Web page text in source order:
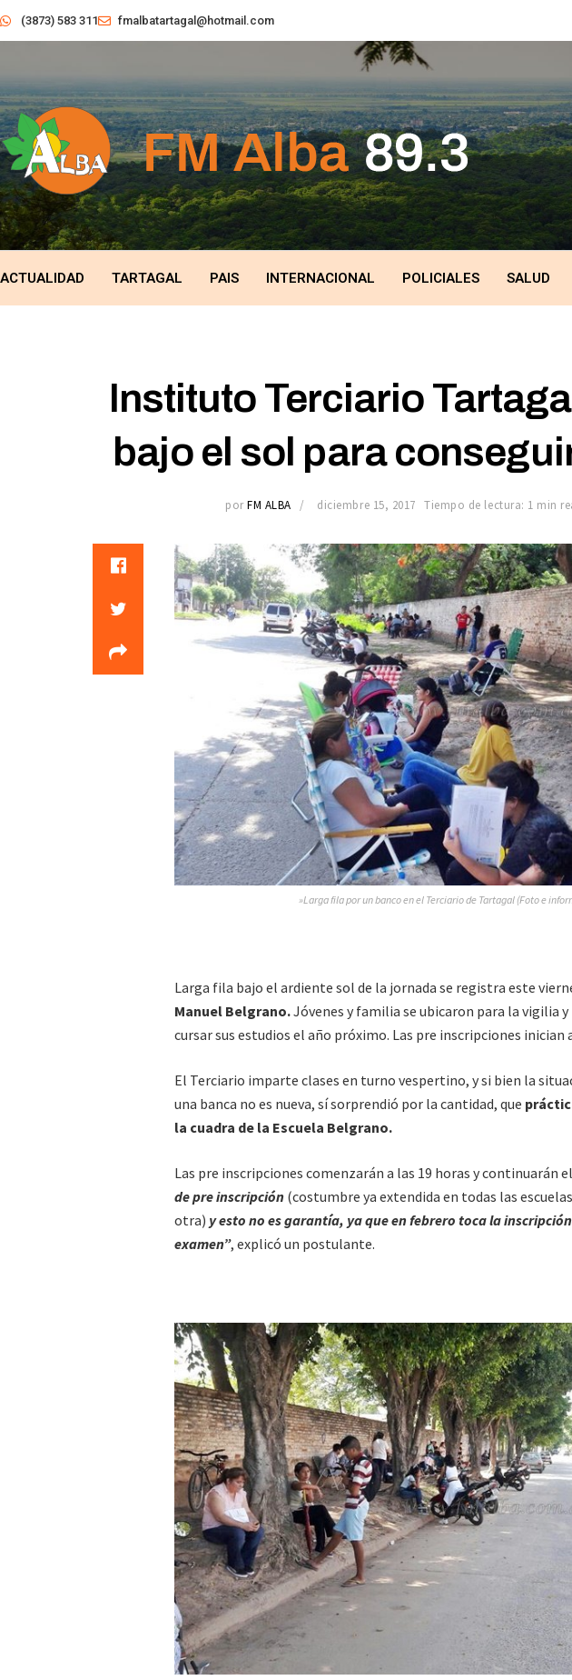
(3873) 583 311 fmalbatartagal@hotmail.com
ACTUALIDAD TARTAGAL PAIS INTERNACIONAL POLICIALES SALUD
Instituto Terciario
bajo el sol para
por FM ALBA diciembre 15, 2017 Tiempo de lectura: 1 min
»Larga fila por un banco en el Terciario de Tartagal (Foto e
Larga fila bajo el ardiente sol de la jornada se registra este
Manuel Belgrano.Jóvenes y familia se ubicaron para la vigilia
cursar sus estudios el año próximo. Las pre inscripciones inician
El Terciario imparte clases en turno vespertino, y si bien la
una banca no es nueva, sí sorprendió por la cantidad, que
la cuadra de la Escuela Belgrano.
Las pre inscripciones comenzarán a las 19 horas y continuarán
de pre inscripción (costumbre ya extendida en todas las
otra) y esto no es garantía, ya que en febrero toca la
examen”, explicó un postulante.